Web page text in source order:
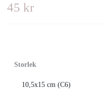
45 kr
Storlek